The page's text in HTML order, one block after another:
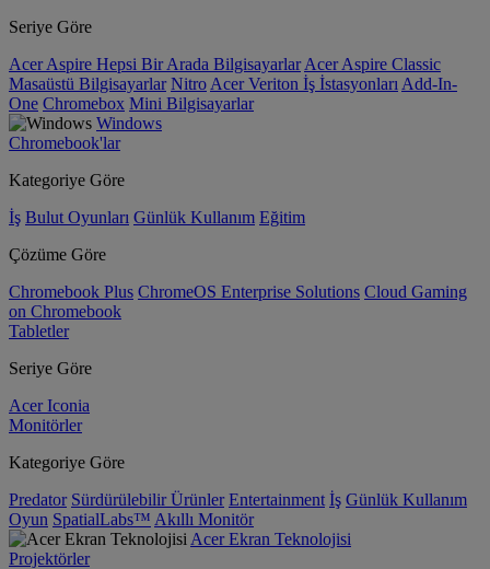
Seriye Göre
Acer Aspire Hepsi Bir Arada Bilgisayarlar Acer Aspire Classic
Masaüstü Bilgisayarlar Nitro Acer Veriton İş İstasyonları Add-In-
One Chromebox Mini Bilgisayarlar
Windows
Chromebook'lar
Kategoriye Göre
İş Bulut Oyunları Günlük Kullanım Eğitim
Çözüme Göre
Chromebook Plus ChromeOS Enterprise Solutions Cloud Gaming
on Chromebook
Tabletler
Seriye Göre
Acer Iconia
Monitörler
Kategoriye Göre
Predator Sürdürülebilir Ürünler Entertainment İş Günlük Kullanım
Oyun SpatialLabs™ Akıllı Monitör
Acer Ekran Teknolojisi
Projektörler